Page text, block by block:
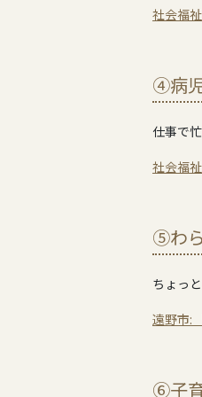
社会福
④病
仕事で
社会福
⑤わ
ちょっ
遠野市:
⑥子